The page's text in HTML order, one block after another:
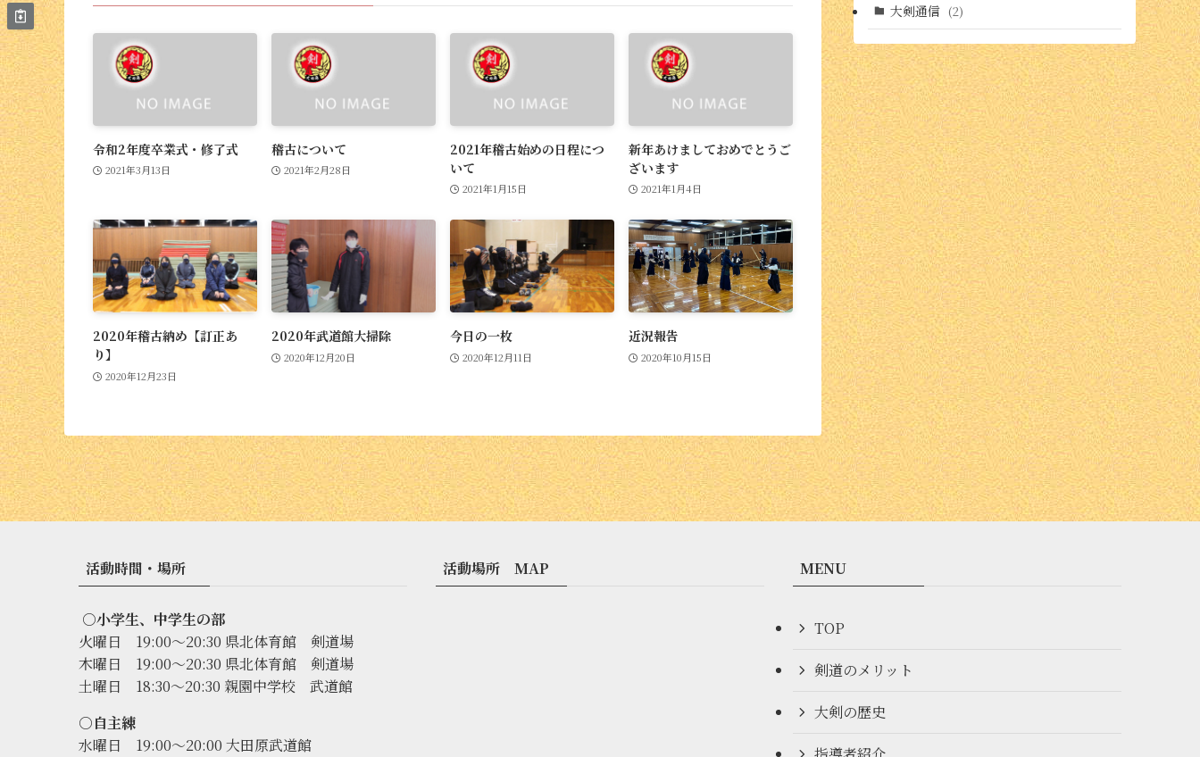
令和2年度卒業式・修了式
2021年3月13日
稽古について
2021年2月28日
2021年稽古始めの日程につ
いて
2021年1月15日
新年あけましておめでとうご
ざいます
2021年1月4日
2020年稽古納め【訂正あ
り】
2020年12月23日
2020年武道館大掃除
2020年12月20日
今日の一枚
2020年12月11日
近況報告
2020年10月15日
大剣通信 (2)
活動時間・場所
○小学生、中学生の部
火曜日 19:00〜20:30 県北体育館 剣道場
木曜日 19:00〜20:30 県北体育館 剣道場
土曜日 18:30〜20:30 親園中学校 武道館
○自主練
水曜日 19:00〜20:00 大田原武道館
活動場所 MAP MENU
TOP
剣道のメリット
大剣の歴史